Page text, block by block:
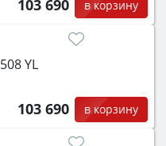
103 690 в корзину
YL
103 690 в корзину